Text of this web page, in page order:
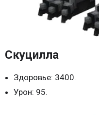
Скуцилла
Здоровье: 3400.
Урон: 95.